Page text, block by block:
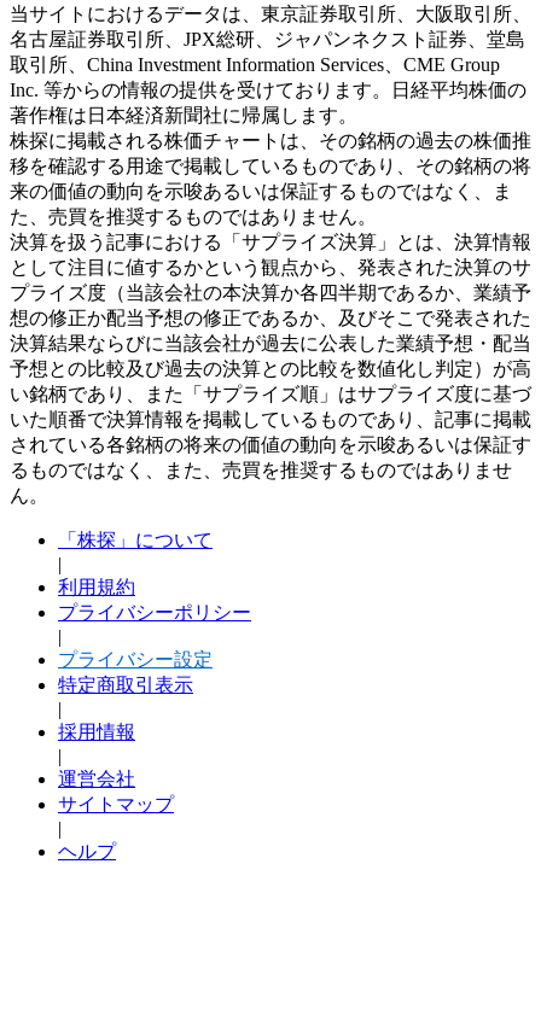
当サイトにおけるデータは、東京証券取引所、大阪取引所、
名古屋証券取引所、JPX総研、ジャパンネクスト証券、堂島
取引所、China Investment Information Services、CME Group
Inc. 等からの情報の提供を受けております。日経平均株価の
著作権は日本経済新聞社に帰属します。
株探に掲載される株価チャートは、その銘柄の過去の株価推
移を確認する用途で掲載しているものであり、その銘柄の将
来の価値の動向を示唆あるいは保証するものではなく、ま
た、売買を推奨するものではありません。
決算を扱う記事における「サプライズ決算」とは、決算情報
として注目に値するかという観点から、発表された決算のサ
プライズ度（当該会社の本決算か各四半期であるか、業績予
想の修正か配当予想の修正であるか、及びそこで発表された
決算結果ならびに当該会社が過去に公表した業績予想・配当
予想との比較及び過去の決算との比較を数値化し判定）が高
い銘柄であり、また「サプライズ順」はサプライズ度に基づ
いた順番で決算情報を掲載しているものであり、記事に掲載
されている各銘柄の将来の価値の動向を示唆あるいは保証す
るものではなく、また、売買を推奨するものではありませ
ん。
「株探」について
|
利用規約
プライバシーポリシー
|
プライバシー設定
特定商取引表示
|
採用情報
|
運営会社
サイトマップ
|
ヘルプ